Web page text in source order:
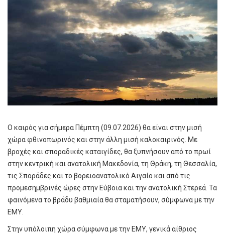
Ο καιρός για σήμερα Πέμπτη (09.07.2026) θα είναι στην μισή
χώρα φθινοπωρινός και στην άλλη μισή καλοκαιρινός. Με
βροχές και σποραδικές καταιγίδες, θα ξυπνήσουν από το πρωί
στην κεντρική και ανατολική Μακεδονία, τη Θράκη, τη Θεσσαλία,
τις Σποράδες και το βορειοανατολικό Αιγαίο και από τις
προμεσημβρινές ώρες στην Εύβοια και την ανατολική Στερεά. Τα
φαινόμενα το βράδυ βαθμιαία θα σταματήσουν, σύμφωνα με την
ΕΜΥ.
Στην υπόλοιπη χώρα σύμφωνα με την ΕΜΥ, γενικά αίθριος